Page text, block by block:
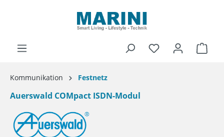
Kommunikation Festnetz
Auerswald COMpact ISDN-Modul